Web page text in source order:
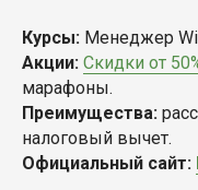
Курсы: Менеджер
Акции: Скидки от
марафоны.
Преимущества:
налоговый вычет.
Официальный сайт: